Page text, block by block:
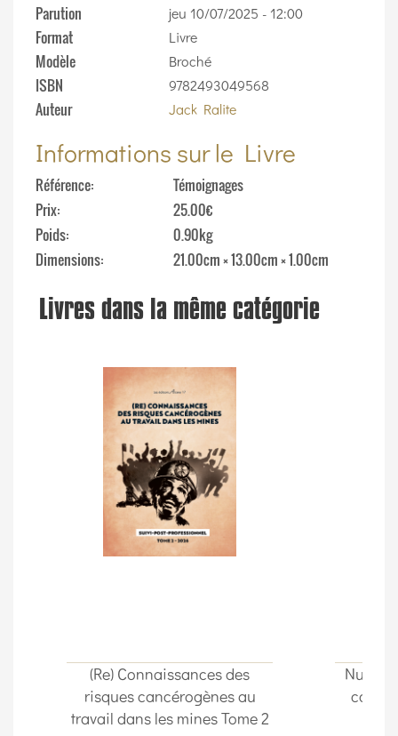
Parution jeu 10/07/2025 - 12:00
Format Livre
Modèle Broché
ISBN 9782493049568
Auteur Jack Ralite
Informations sur le Livre
Référence
Témoignages
Prix
25.00€
Poids
0.90kg
Dimensions
21.00cm × 13.00cm × 1.00cm
Livres dans la même catégorie
(Re) Connaissances des
risques cancérogènes au
travail dans les mines Tome 2
Nuta